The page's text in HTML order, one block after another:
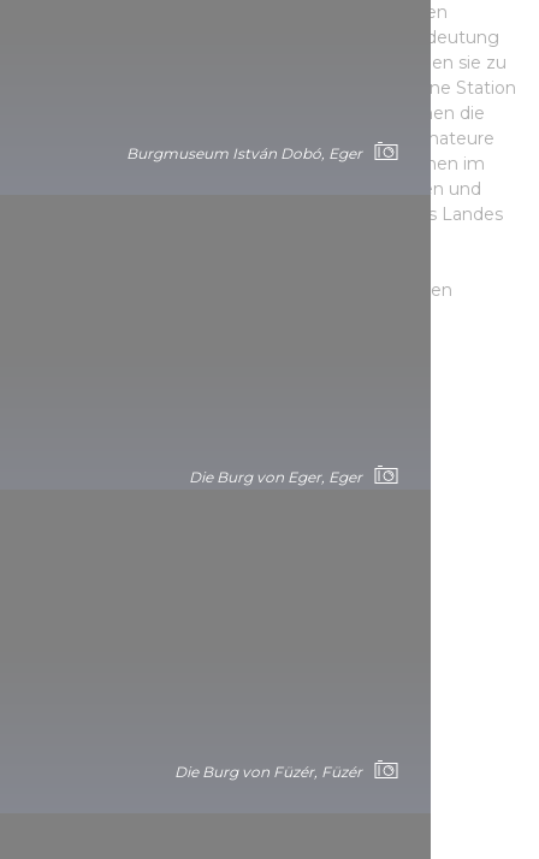
Burgmuseum István Dobó, Eger
Die Burg von Eger, Eger
der Palastflügel und die untere Bastion des oberen
Schlosses erneuert wurden. Seine historische Bedeutung
und der atemberaubende Anblick der Burg machen sie zu
einem beliebten Ziel für Wanderer. Sie ist auch eine Station
der Blauen Landestour. Die Besucher*innen können die
Geschichte der Burg mit Hilfe ausgebildeter Animateure
kennenlernen, die ihnen erzählen, wie die Menschen im
Mittelalter lebten, wer die Besitzer der Burg waren und
warum sie als eine der schönsten Burgen unseres Landes
Die Burg steht seit dem Mittelalter auf einer steilen
Die Burg von Füzér, Füzér